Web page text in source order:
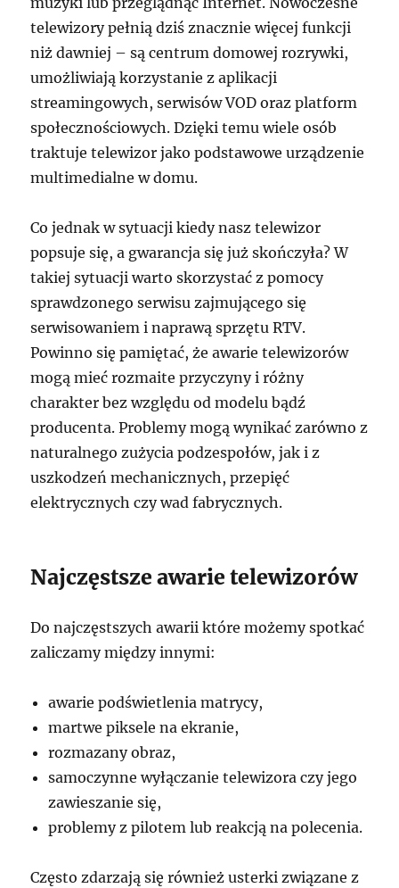
telewizory pełnią dziś znacznie więcej funkcji
niż dawniej – są centrum domowej rozrywki,
umożliwiają korzystanie z aplikacji
streamingowych, serwisów VOD oraz platform
społecznościowych. Dzięki temu wiele osób
traktuje telewizor jako podstawowe urządzenie
multimedialne w domu.
Co jednak w sytuacji kiedy nasz telewizor
popsuje się, a gwarancja się już skończyła? W
takiej sytuacji warto skorzystać z pomocy
sprawdzonego serwisu zajmującego się
serwisowaniem i naprawą sprzętu RTV.
Powinno się pamiętać, że awarie telewizorów
mogą mieć rozmaite przyczyny i różny
charakter bez względu od modelu bądź
producenta. Problemy mogą wynikać zarówno z
naturalnego zużycia podzespołów, jak i z
uszkodzeń mechanicznych, przepięć
elektrycznych czy wad fabrycznych.
Najczęstsze awarie telewizorów
Do najczęstszych awarii które możemy spotkać
zaliczamy między innymi:
awarie podświetlenia matrycy,
martwe piksele na ekranie,
rozmazany obraz,
samoczynne wyłączanie telewizora czy jego
zawieszanie się,
problemy z pilotem lub reakcją na polecenia.
Często zdarzają się również usterki związane z